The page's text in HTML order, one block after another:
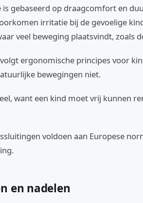
is gebaseerd op draagcomfort en
irritatie bij de gevoelige
veel beweging plaatsvindt, zoals
ergonomische principes voor
bewegingen niet.
want een kind moet vrij kunnen
voldoen aan Europese
en nadelen